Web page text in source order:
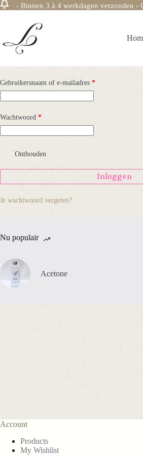
- Binnen 3 à 4 werkdagen verzonden -
inhoud
Gebruikersnaam of e-mailadres *Vereist
Wachtwoord *Vereist
Onthouden
Inloggen
Je wachtwoord vergeten?
Nu populair
Acetone
Account
Products
My Wishlist